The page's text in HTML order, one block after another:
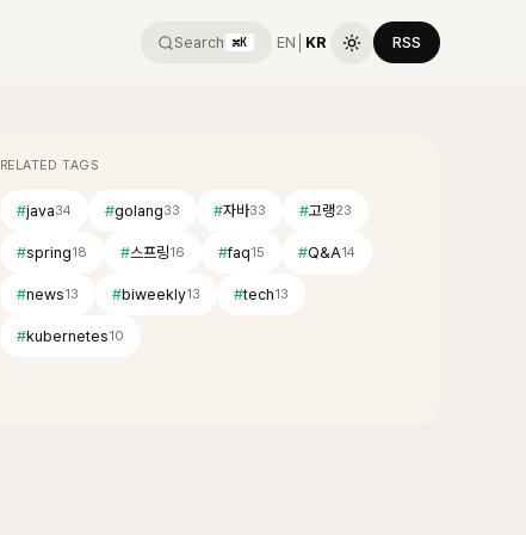
Search ⌘K EN KR RSS
RELATED TAGS
#java34 #golang33 #자바33 #고랭23
#spring18 #스프링16 #faq15 #Q&A14
#news13 #biweekly13 #tech13
#kubernetes10